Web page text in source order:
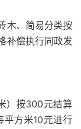
木、简易分类按
补偿执行同政发
）按300元结算
平方米10元进行